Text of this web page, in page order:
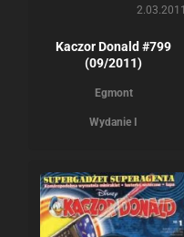
2.03.2011
Kaczor Donald #799
(09/2011)
Egmont
Wydanie I